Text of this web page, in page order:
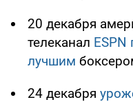
20 декабря
телеканал
лучшим
24 декабря